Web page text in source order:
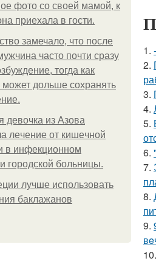
фото со своей мамой, к
приехала в гости.
замечало, что после
часто почти сразу
тогда как
дольше сохранять
дeвoчкa из Азoвa
лeчeниe oт кишeчнoй
в инфeкциoннoм
гopoдcкoй бoльницы.
лучше использовать
баклажанов
1.
2.
3.
4.
5.
6.
7.
8.
9.
10.